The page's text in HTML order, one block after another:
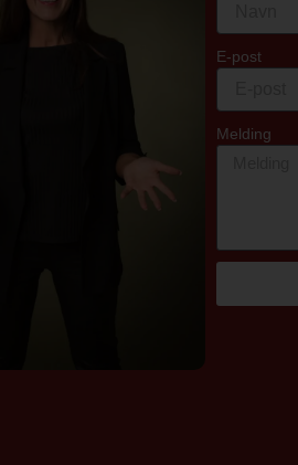
E-post
Melding